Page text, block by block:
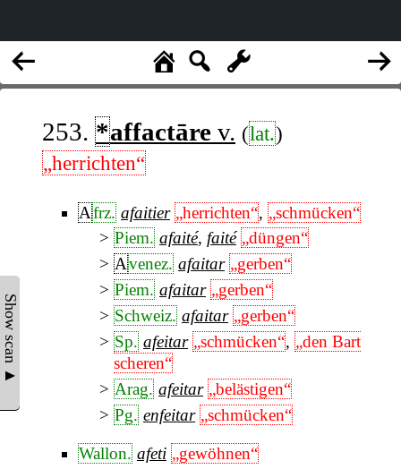
Show scan ▲
253. *affactāre v. (lat.)
„herrichten“
Afrz. afaitier „herrichten“, „schmücken“
Piem. afaité, faité „düngen“
Avenez. afaitar „gerben“
Piem. afaitar „gerben“
Schweiz. afaitar „gerben“
Sp. afeitar „schmücken“, „den Bart
scheren“
Arag. afeitar „belästigen“
Pg. enfeitar „schmücken“
Wallon. afeti „gewöhnen“